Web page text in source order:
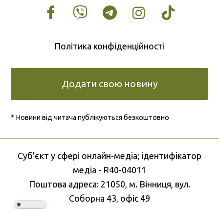
Facebook
VimeoTumblrInstagram
Tiktok
Політика конфіденційності
Додати свою новину
* Новини від читача публікуються безкоштовно
Cуб'єкт у сфері онлайн-медіа; ідентифікатор
медіа - R40-04011
Поштова адреса: 21050, м. Вінниця, вул.
Соборна 43, офіс 49